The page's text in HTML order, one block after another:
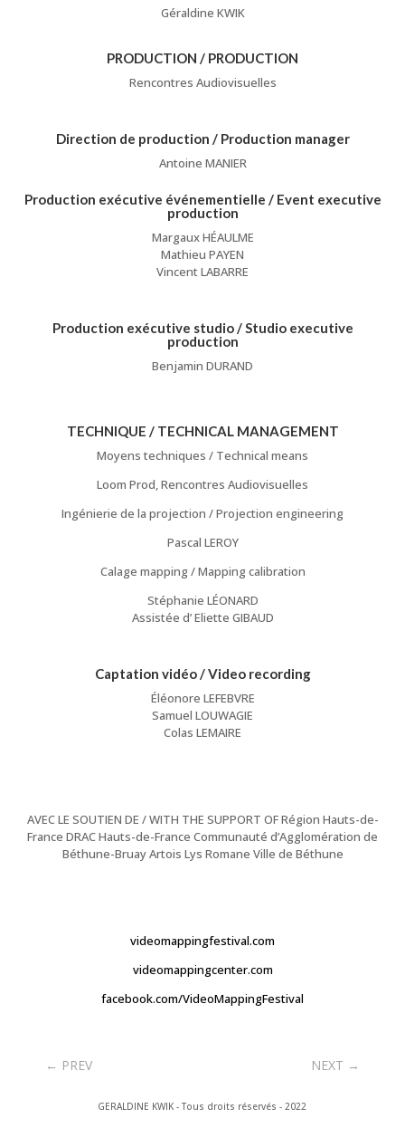
Géraldine KWIK
PRODUCTION / PRODUCTION
Rencontres Audiovisuelles
Direction de production / Production manager
Antoine MANIER
Production exécutive événementielle / Event executive
production
Margaux HÉAULME
Mathieu PAYEN
Vincent LABARRE
Production exécutive studio / Studio executive
production
Benjamin DURAND
TECHNIQUE / TECHNICAL MANAGEMENT
Moyens techniques / Technical means
Loom Prod, Rencontres Audiovisuelles
Ingénierie de la projection / Projection engineering
Pascal LEROY
Calage mapping / Mapping calibration
Stéphanie LÉONARD
Assistée d’ Eliette GIBAUD
Captation vidéo / Video recording
Éléonore LEFEBVRE
Samuel LOUWAGIE
Colas LEMAIRE
AVEC LE SOUTIEN DE / WITH THE SUPPORT OF Région Hauts-de-
France DRAC Hauts-de-France Communauté d’Agglomération de
Béthune-Bruay Artois Lys Romane Ville de Béthune
videomappingfestival.com
videomappingcenter.com
facebook.com/VideoMappingFestival
← PREV NEXT →
GERALDINE KWIK - Tous droits réservés - 2022